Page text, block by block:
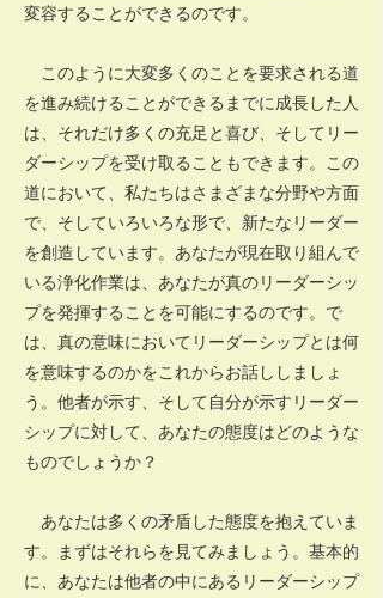
変容することができるのです。
このように大変多くのことを要求される道
を進み続けることができるまでに成長した人
は、それだけ多くの充足と喜び、そしてリー
ダーシップを受け取ることもできます。この
道において、私たちはさまざまな分野や方面
で、そしていろいろな形で、新たなリーダー
を創造しています。あなたが現在取り組んで
いる浄化作業は、あなたが真のリーダーシッ
プを発揮することを可能にするのです。で
は、真の意味においてリーダーシップとは何
を意味するのかをこれからお話ししましょ
う。他者が示す、そして自分が示すリーダー
シップに対して、あなたの態度はどのような
ものでしょうか？
あなたは多くの矛盾した態度を抱えていま
す。まずはそれらを見てみましょう。基本的
に、あなたは他者の中にあるリーダーシップ